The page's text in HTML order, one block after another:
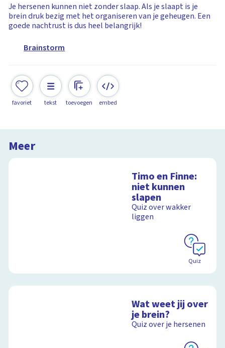
Je hersenen kunnen niet zonder slaap. Als je slaapt is je
brein druk bezig met het organiseren van je geheugen. Een
goede nachtrust is dus heel belangrijk!
Brainstorm
favoriet tekst toevoegen embed
Meer
Timo en Finne:
niet kunnen
slapen
Quiz over wakker
liggen
Quiz
Wat weet jij over
je brein?
Quiz over je hersenen